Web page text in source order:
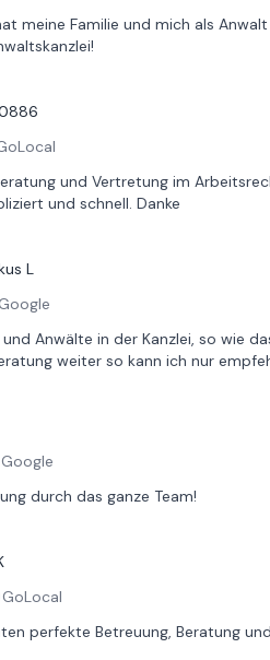
meine Familie und mich als
und Vertretung im
und schnell. Danke
L
Google
Anwälte in der Kanzlei, so wie
weiter so kann ich nur
Google
durch das ganze Team!
GoLocal
perfekte Betreuung, Beratung